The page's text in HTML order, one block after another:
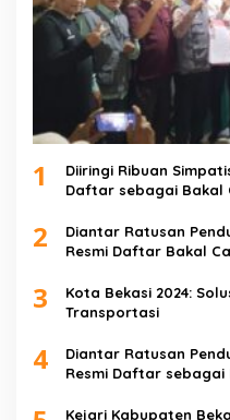
1
Diiringi Ribuan
Daftar sebagai Bakal
2
Diantar Ratusan
Resmi Daftar Bakal
3
Kota Bekasi 2024:
Transportasi
4
Diantar Ratusan
Resmi Daftar sebagai
Kejari Kabupaten